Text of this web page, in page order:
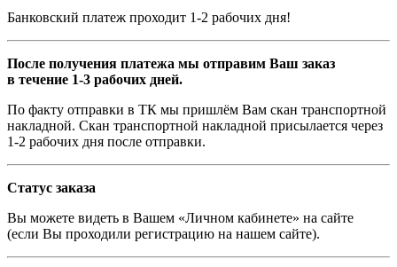
Банковский платеж проходит 1-2 рабочих дня!
После получения платежа мы отправим Ваш заказ
в течение 1-3 рабочих дней.
По факту отправки в ТК мы пришлём Вам скан транспортной
накладной. Скан транспортной накладной присылается через
1-2 рабочих дня после отправки.
Статус заказа
Вы можете видеть в Вашем «Личном кабинете» на сайте
(если Вы проходили регистрацию на нашем сайте).